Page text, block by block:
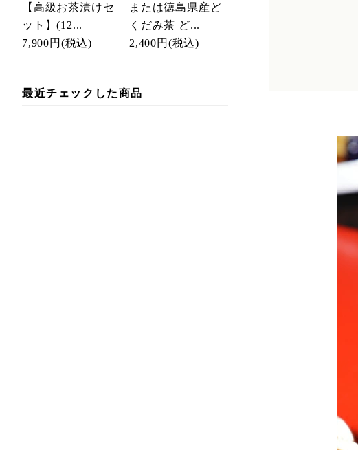
【高級お茶漬けセ
ット】(12...
7,900円 (税込)
または徳島県産ど
くだみ茶 ど...
2,400円 (税込)
最近チェックした商品